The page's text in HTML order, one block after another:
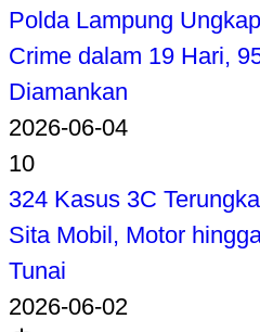
Polda Lampung
Crime dalam 19 Hari,
Diamankan
2026-06-04
10
324 Kasus 3C
Sita Mobil, Motor
Tunai
2026-06-02